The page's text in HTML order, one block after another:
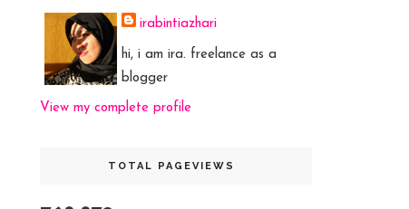
irabintiazhari
hi, i am ira. freelance as a
blogger
View my complete profile
TOTAL PAGEVIEWS